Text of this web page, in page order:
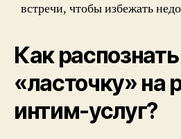
встречи, чтобы избежать
Как распознать
«ласточку» на
интим-услуг?